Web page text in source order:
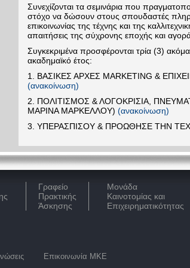
Συνεχίζονται τα σεμινάρια που
στόχο να δώσουν στους σπουδαστές
επικοινωνίας της τέχνης και της
απαιτήσεις της σύχρονης εποχής και
Συγκεκριμένα προσφέρονται τρία (3)
ακαδημαϊκό έτος:
1. ΒΑΣΙΚΕΣ ΑΡΧΕΣ MARKETING &
(ανακοίνωση)
2. ΠΟΛΙΤΙΣΜΟΣ & ΛΟΓΟΚΡΙΣΙΑ,
ΜΑΡΙΝΑ ΜΑΡΚΕΛΛΟΥ) (ανακοίνωση)
3. ΥΠΕΡΑΣΠΙΣΟΥ & ΠΡΟΩΘΗΣΕ ΤΗΝ
Γραφείο
Πρακτικής
Άσκησης
Μονάδα
Καινοτομίας και
Επιχειρηματικότητας
Επικοινωνία ΜΚΕ